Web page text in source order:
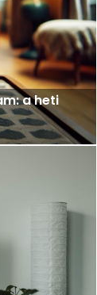
a heti